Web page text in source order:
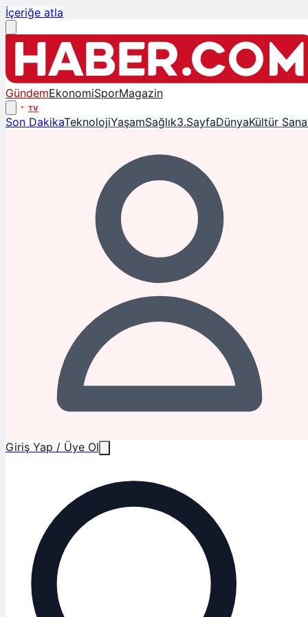
İçeriğe atla
GündemEkonomiSporMagazin
TV
Son DakikaTeknolojiYaşamSağlık3.SayfaDünyaKültür
Giriş Yap / Üye Ol